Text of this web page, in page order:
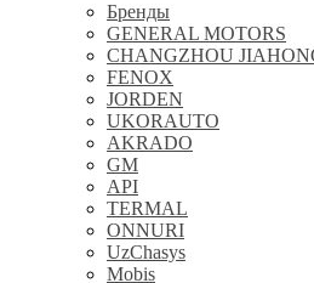
Бренды
GENERAL MOTORS
CHANGZHOU
FENOX
JORDEN
UKORAUTO
AKRADO
GM
API
TERMAL
ONNURI
UzChasys
Mobis